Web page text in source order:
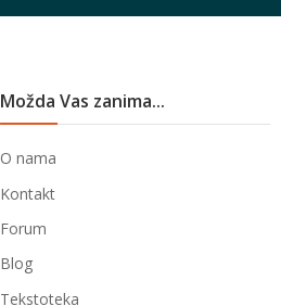
Možda Vas zanima...
O nama
Kontakt
Forum
Blog
Tekstoteka